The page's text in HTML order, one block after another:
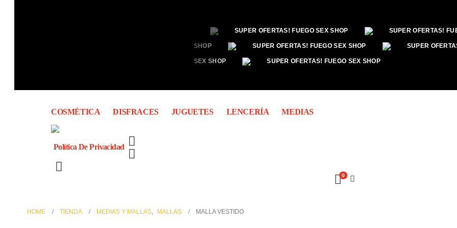
SUPER OFERTAS! FUEGO SEX SHOP SUPER OFERTAS!
SHOP SUPER OFERTAS! FUEGO SEX SHOP SUPER
SEX SHOP SUPER OFERTAS! FUEGO SEX SHOP
COSMÉTICA DISFRACES JUGUETES LENCERÍA MEDIAS
Política De Privacidad
0
HOME TIENDA MEDIAS Y MALLAS, MALLAS MALLA VESTIDO